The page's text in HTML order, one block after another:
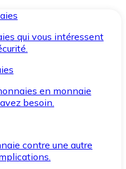
qui vous intéressent
en monnaie
besoin.
contre une autre